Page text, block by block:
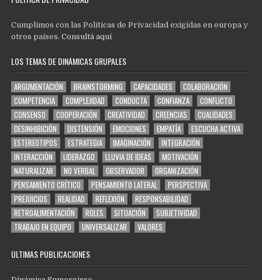
Cumplimos con las Políticas de Privacidad exigidas en europa y
otros países.Consultá aquí
LOS TEMAS DE DINÁMICAS GRUPALES
ARGUMENTACIÓN BRAINSTORMING CAPACIDADES
COLABORACIÓN
COMPETENCIA
COMPLEJIDAD CONDUCTA CONFIANZA
CONFLICTO
CONSENSO
COOPERACIÓN CREATIVIDAD CREENCIAS
CUALIDADES
DESINHIBICIÓN
DISTENSIÓN EMOCIONES EMPATÍA
ESCUCHA ACTIVA
ESTEREOTIPOS
ESTRATEGIA IMAGINACIÓN
INTEGRACIÓN
INTERACCIÓN
LIDERAZGO LLUVIA DE IDEAS
MOTIVACIÓN
NATURALIZAR
NO VERBAL OBSERVADOR
ORGANIZACIÓN
PENSAMIENTO CRÍTICO
PENSAMIENTO LATERAL
PERSPECTIVA
PREJUICIOS
REALIDAD REFLEXIÓN
RESPONSABILIDAD
RETROALIMENTACIÓN
ROLES SITUACIÓN
SUBJETIVIDAD
TRABAJO EN EQUIPO
UNIVERSALIZAR VALORES
ÚLTIMAS PUBLICACIONES